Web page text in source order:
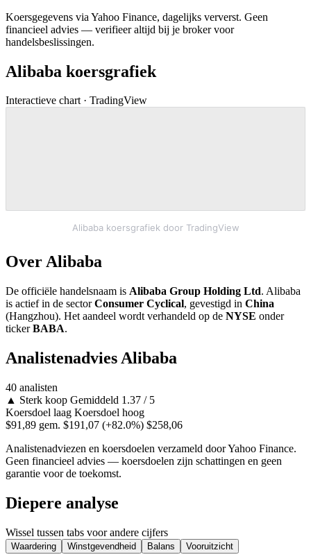
Koersgegevens via Yahoo Finance, dagelijks ververst. Geen
financieel advies — verifieer altijd bij je broker voor
handelsbeslissingen.
Alibaba koersgrafiek
Interactieve chart · TradingView
Alibaba koersgrafiek door TradingView
Over Alibaba
De officiële handelsnaam is Alibaba Group Holding Ltd. Alibaba
is actief in de sectorConsumer Cyclical, gevestigd in China
(Hangzhou). Het aandeel wordt verhandeld op de NYSE onder
tickerBABA.
Analistenadvies Alibaba
40 analisten
▲ Sterk koop Gemiddeld 1.37 / 5
Koersdoel laag Koersdoel hoog
$91,89 gem. $191,07 (+82.0%) $258,06
Analistenadviezen en koersdoelen verzameld door Yahoo Finance.
Geen financieel advies — koersdoelen zijn schattingen en geen
garantie voor de toekomst.
Diepere analyse
Wissel tussen tabs voor andere cijfers
Waardering Winstgevendheid Balans Vooruitzicht